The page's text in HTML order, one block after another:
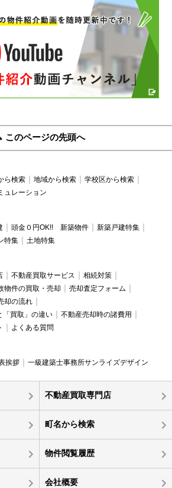
このページの先頭へ
ら検索 地域から検索
学校区から検索
ュレーション
頭金０円OK!! 新築物件
新築戸建特集
特集 土地特集
不動産買取サービス
相続対策
物件の買取・売却
売却査定フォーム
却の流れ
「買取」の違い
不動産売却時の諸費用
よくある質問
挨拶 一級建築士事務所サンライズデザイン
不動産買取専門店
町名から検索
物件閲覧履歴
会社概要